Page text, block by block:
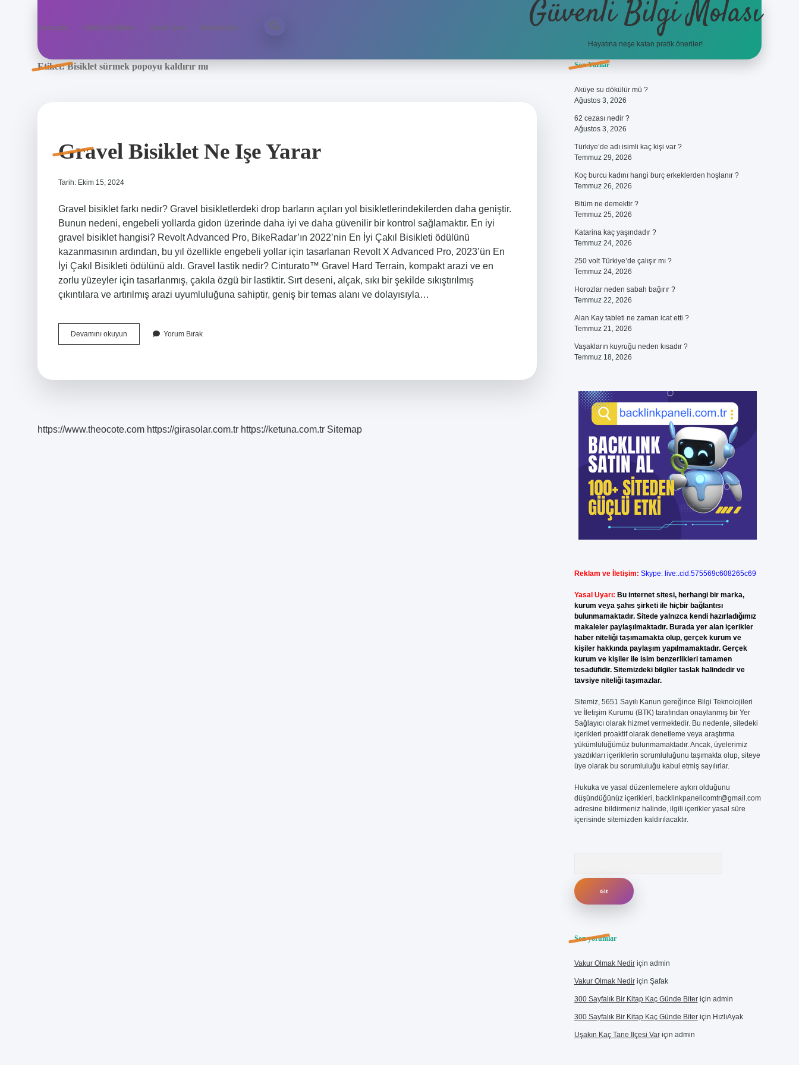
Anasayfa Gizlilik Politikası Yasal Uyarı Hakkımızda Güvenli Bilgi Molası
Hayatına neşe katan pratik öneriler!
Etiket:Bisiklet sürmek popoyu kaldırır mı
Gravel Bisiklet Ne Işe Yarar
Tarih: Ekim 15, 2024
Gravel bisiklet farkı nedir? Gravel bisikletlerdeki drop barların açıları yol bisikletlerindekilerden daha geniştir.
Bunun nedeni, engebeli yollarda gidon üzerinde daha iyi ve daha güvenilir bir kontrol sağlamaktır. En iyi
gravel bisiklet hangisi? Revolt Advanced Pro, BikeRadar’ın 2022’nin En İyi Çakıl Bisikleti ödülünü
kazanmasının ardından, bu yıl özellikle engebeli yollar için tasarlanan Revolt X Advanced Pro, 2023’ün En
İyi Çakıl Bisikleti ödülünü aldı. Gravel lastik nedir? Cinturato™ Gravel Hard Terrain, kompakt arazi ve en
zorlu yüzeyler için tasarlanmış, çakıla özgü bir lastiktir. Sırt deseni, alçak, sıkı bir şekilde sıkıştırılmış
çıkıntılara ve artırılmış arazi uyumluluğuna sahiptir, geniş bir temas alanı ve dolayısıyla…
Devamını okuyun
Bisiklet
Yorum Bırak
https://www.theocote.com https://girasolar.com.tr https://ketuna.com.tr Sitemap
Sidebar
Son Yazılar
Aküye su dökülür mü ?
Ağustos 3, 2026
62 cezası nedir ?
Ağustos 3, 2026
Türkiye’de adı isimli kaç kişi var ?
Temmuz 29, 2026
Koç burcu kadını hangi burç erkeklerden hoşlanır ?
Temmuz 26, 2026
Bitüm ne demektir ?
Temmuz 25, 2026
Katarina kaç yaşındadır ?
Temmuz 24, 2026
250 volt Türkiye’de çalışır mı ?
Temmuz 24, 2026
Horozlar neden sabah bağırır ?
Temmuz 22, 2026
Alan Kay tableti ne zaman icat etti ?
Temmuz 21, 2026
Vaşakların kuyruğu neden kısadır ?
Temmuz 18, 2026
Reklam ve İletişim: Skype: live:.cid.575569c608265c69
Yasal Uyarı: Bu internet sitesi, herhangi bir marka,
kurum veya şahıs şirketi ile hiçbir bağlantısı
bulunmamaktadır. Sitede yalnızca kendi hazırladığımız
makaleler paylaşılmaktadır. Burada yer alan içerikler
haber niteliği taşımamakta olup, gerçek kurum ve
kişiler hakkında paylaşım yapılmamaktadır. Gerçek
kurum ve kişiler ile isim benzerlikleri tamamen
tesadüfidir. Sitemizdeki bilgiler taslak halindedir ve
tavsiye niteliği taşımazlar.
Sitemiz, 5651 Sayılı Kanun gereğince Bilgi Teknolojileri
ve İletişim Kurumu (BTK) tarafından onaylanmış bir Yer
Sağlayıcı olarak hizmet vermektedir. Bu nedenle, sitedeki
içerikleri proaktif olarak denetleme veya araştırma
yükümlülüğümüz bulunmamaktadır. Ancak, üyelerimiz
yazdıkları içeriklerin sorumluluğunu taşımakta olup, siteye
üye olarak bu sorumluluğu kabul etmiş sayılırlar.
Hukuka ve yasal düzenlemelere aykırı olduğunu
düşündüğünüz içerikleri, backlinkpanelicomtr@gmail.com
adresine bildirmeniz halinde, ilgili içerikler yasal süre
içerisinde sitemizden kaldırılacaktır.
Son yorumlar
Vakur Olmak Nediriçin admin
Vakur Olmak Nediriçin Şafak
300 Sayfalık Bir Kitap Kaç Günde Biteriçin admin
300 Sayfalık Bir Kitap Kaç Günde Biteriçin HızlıAyak
Uşakın Kaç Tane Ilçesi Variçin admin
betcipiabellacasino sitesi